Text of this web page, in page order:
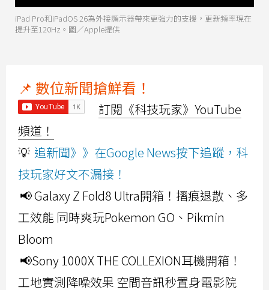
iPad Pro和iPadOS 26為外接顯示器帶來更強力的支援，更新頻率現在
提升至120Hz。圖／Apple提供
📌 數位新聞搶鮮看！
訂閱《科技玩家》YouTube
頻道！
💡 追新聞》》在Google News按下追蹤，科
技玩家好文不漏接！
📢 Galaxy Z Fold8 Ultra開箱！摺痕退散、多
工效能 同時爽玩Pokemon GO、Pikmin
Bloom
📢Sony 1000X THE COLLEXION耳機開箱！
工地實測降噪效果 空間音訊秒置身電影院